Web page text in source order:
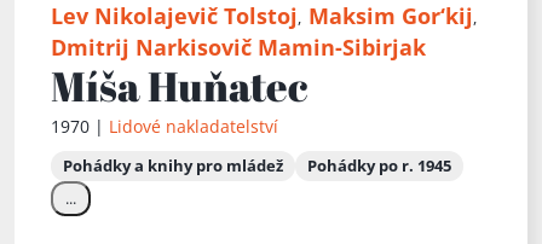
Lev Nikolajevič Tolstoj, Maksim Gor‘kij,
Dmitrij Narkisovič Mamin-Sibirjak
Míša Huňatec
1970 | Lidové nakladatelství
Pohádky a knihy pro mládež
Pohádky po r. 1945
...